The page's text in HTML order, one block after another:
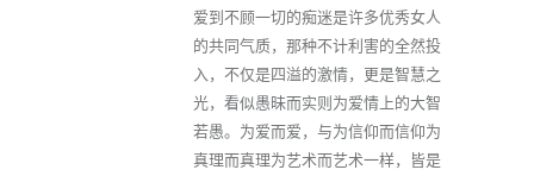
爱到不顾一切的痴迷是许多优秀女人
的共同气质，那种不计利害的全然投
入，不仅是四溢的激情，更是智慧之
光，看似愚昧而实则为爱情上的大智
若愚。为爱而爱，与为信仰而信仰为
真理而真理为艺术而艺术一样，皆是